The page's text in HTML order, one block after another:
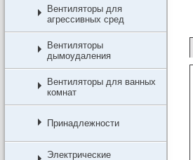
Вентиляторы для
агрессивных сред
Вентиляторы
дымоудаления
Вентиляторы для ванных
комнат
Принадлежности
Электрические